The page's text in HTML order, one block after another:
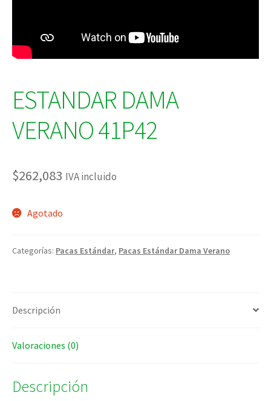
ESTANDAR DAMA
VERANO 41P42
$262,083 IVA incluido
Agotado
Categorías: Pacas Estándar, Pacas Estándar Dama Verano
Descripción
Valoraciones (0)
Descripción